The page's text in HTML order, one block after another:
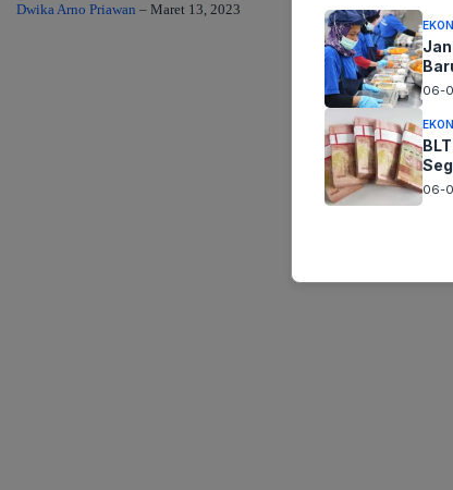
Dwika Arno Priawan – Maret 13, 2023
06-
06-